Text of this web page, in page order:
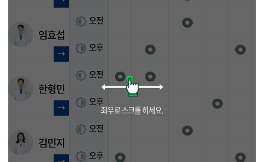
임효섭
오전
오후
한형민
오전
오후
김민지
오전
오후